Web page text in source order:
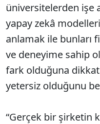
üniversitelerden işe
yapay zekâ
anlamak ile bunları
ve deneyime sahip
fark olduğuna
yetersiz olduğunu
“Gerçek bir şirketin